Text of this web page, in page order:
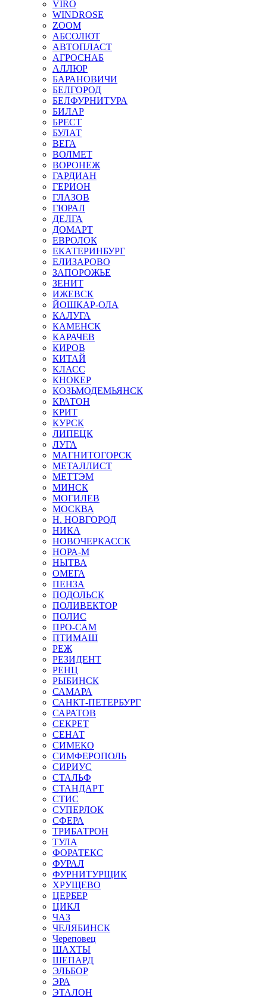
VIRO
WINDROSE
ZOOM
АБСОЛЮТ
АВТОПЛАСТ
АГРОСНАБ
АЛЛЮР
БАРАНОВИЧИ
БЕЛГОРОД
БЕЛФУРНИТУРА
БИЛАР
БРЕСТ
БУЛАТ
ВЕГА
ВОЛМЕТ
ВОРОНЕЖ
ГАРДИАН
ГЕРИОН
ГЛАЗОВ
ГЮРАЛ
ДЕЛГА
ДОМАРТ
ЕВРОЛОК
ЕКАТЕРИНБУРГ
ЕЛИЗАРОВО
ЗАПОРОЖЬЕ
ЗЕНИТ
ИЖЕВСК
ЙОШКАР-ОЛА
КАЛУГА
КАМЕНСК
КАРАЧЕВ
КИРОВ
КИТАЙ
КЛАСС
КНОКЕР
КОЗЬМОДЕМЬЯНСК
КРАТОН
КРИТ
КУРСК
ЛИПЕЦК
ЛУГА
МАГНИТОГОРСК
МЕТАЛЛИСТ
МЕТТЭМ
МИНСК
МОГИЛЕВ
МОСКВА
Н. НОВГОРОД
НИКА
НОВОЧЕРКАССК
НОРА-М
НЫТВА
ОМЕГА
ПЕНЗА
ПОДОЛЬСК
ПОЛИВЕКТОР
ПОЛИС
ПРО-САМ
ПТИМАШ
РЕЖ
РЕЗИДЕНТ
РЕНЦ
РЫБИНСК
САМАРА
САНКТ-ПЕТЕРБУРГ
САРАТОВ
СЕКРЕТ
СЕНАТ
СИМЕКО
СИМФЕРОПОЛЬ
СИРИУС
СТАЛЬФ
СТАНДАРТ
СТИС
СУПЕРЛОК
СФЕРА
ТРИБАТРОН
ТУЛА
ФОРАТЕКС
ФУРАЛ
ФУРНИТУРЩИК
ХРУЩЕВО
ЦЕРБЕР
ЦИКЛ
ЧАЗ
ЧЕЛЯБИНСК
Череповец
ШАХТЫ
ШЕПАРД
ЭЛЬБОР
ЭРА
ЭТАЛОН